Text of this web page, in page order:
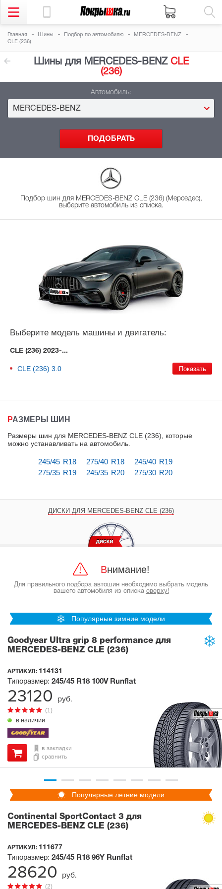
Главная Шины Подбор по автомобилю
MERCEDES-BENZ
CLE (236)
Шины для MERCEDES-BENZ CLE
(236)
Автомобиль:
MERCEDES-BENZ
Подбор шин для MERCEDES-BENZ CLE (236) (Мерседес),
выберите автомобиль из списка.
Выберите модель машины и двигатель:
CLE (236) 2023-...
CLE (236) 3.0
РАЗМЕРЫ ШИН
Размеры шин для MERCEDES-BENZ CLE (236), которые
можно устанавливать на автомобиль
245/45 R18 275/40 R18
245/40 R19
275/35 R19
245/35 R20 275/30 R20
ДИСКИ ДЛЯ MERCEDES-BENZ CLE (236)
Внимание!
Для правильного подбора автошин необходимо выбрать модель
вашего автомобиля из списка сверху!
Популярные зимние модели
Goodyear Ultra grip 8 performance для
MERCEDES-BENZ CLE (236)
АРТИКУЛ: 114131
в наличии
(1)
Типоразмер: 245/45 R18 100V Runflat
в закладки
сравнить
23120 руб.
Популярные летние модели
Continental SportContact 3 для
MERCEDES-BENZ CLE (236)
АРТИКУЛ: 111677
(2)
Типоразмер: 245/45 R18 96Y Runflat
28620 руб.